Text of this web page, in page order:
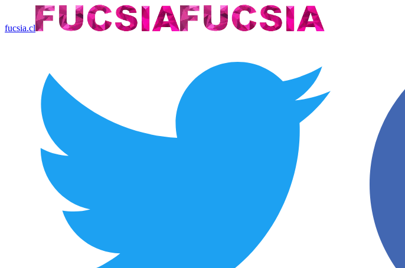
fucsia.cl